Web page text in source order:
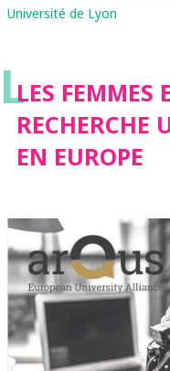
Université de Lyon
LLES FEMMES
RECHERCHE
EN EUROPE